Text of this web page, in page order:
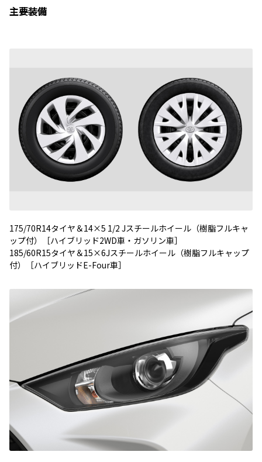
主要装備
175/70R14タイヤ＆14×5 1/2 Jスチールホイール（樹脂フルキャ
ップ付）［ハイブリッド2WD車・ガソリン車］
185/60R15タイヤ＆15×6Jスチールホイール（樹脂フルキャップ
付）［ハイブリッドE-Four車］